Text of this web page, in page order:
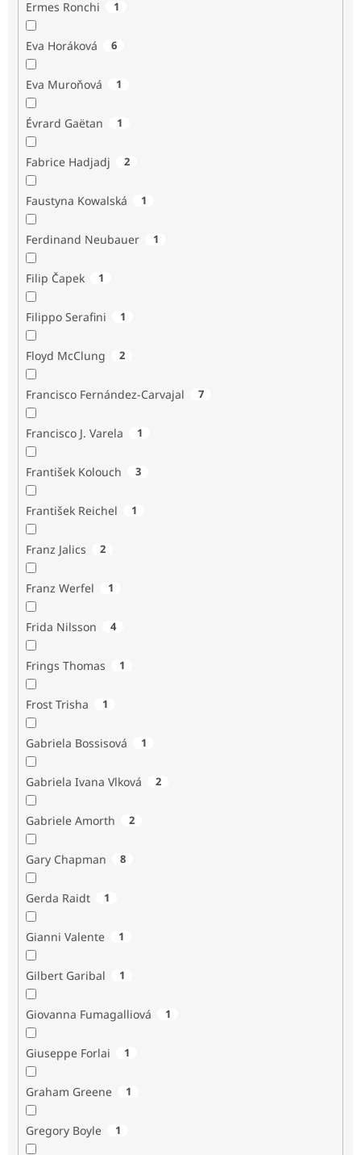
Ermes Ronchi 1
Eva Horáková 6
Eva Muroňová 1
Évrard Gaëtan 1
Fabrice Hadjadj 2
Faustyna Kowalská 1
Ferdinand Neubauer 1
Filip Čapek 1
Filippo Serafini 1
Floyd McClung 2
Francisco Fernández-Carvajal 7
Francisco J. Varela 1
František Kolouch 3
František Reichel 1
Franz Jalics 2
Franz Werfel 1
Frida Nilsson 4
Frings Thomas 1
Frost Trisha 1
Gabriela Bossisová 1
Gabriela Ivana Vlková 2
Gabriele Amorth 2
Gary Chapman 8
Gerda Raidt 1
Gianni Valente 1
Gilbert Garibal 1
Giovanna Fumagalliová 1
Giuseppe Forlai 1
Graham Greene 1
Gregory Boyle 1